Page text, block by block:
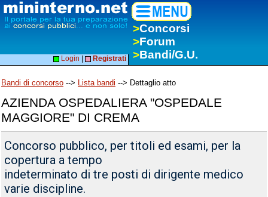
>Concorsi
>Forum
>Bandi/G.U.
Login Registrati
Bandi di concorso --> Lista bandi --> Dettaglio atto
AZIENDA OSPEDALIERA "OSPEDALE
MAGGIORE" DI CREMA
Concorso pubblico, per titoli ed esami, per la
copertura a tempo
indeterminato di tre posti di dirigente medico
varie discipline.